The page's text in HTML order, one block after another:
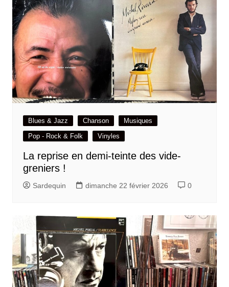
Blues & Jazz Chanson
Musiques
Pop - Rock & Folk
Vinyles
La reprise en demi-teinte des vide-
greniers !
Sardequin dimanche 22 février 2026 0